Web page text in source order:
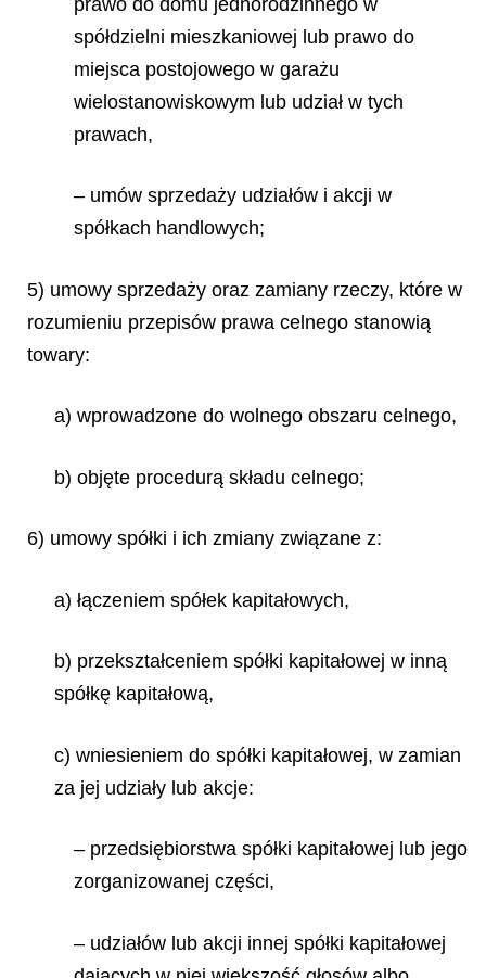
spółdzielni mieszkaniowej lub prawo do
miejsca postojowego w garażu
wielostanowiskowym lub udział w tych
prawach,
– umów sprzedaży udziałów i akcji w
spółkach handlowych;
5) umowy sprzedaży oraz zamiany rzeczy, które w
rozumieniu przepisów prawa celnego stanowią
towary:
a) wprowadzone do wolnego obszaru celnego,
b) objęte procedurą składu celnego;
6) umowy spółki i ich zmiany związane z:
a) łączeniem spółek kapitałowych,
b) przekształceniem spółki kapitałowej w inną
spółkę kapitałową,
c) wniesieniem do spółki kapitałowej, w zamian
za jej udziały lub akcje:
– przedsiębiorstwa spółki kapitałowej lub jego
zorganizowanej części,
– udziałów lub akcji innej spółki kapitałowej